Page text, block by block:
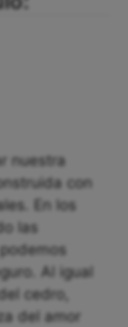
nuestra
con
En los
las
Al igual
cedro,
del amor